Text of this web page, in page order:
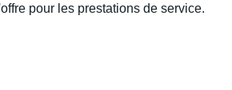
pour les prestations de service.